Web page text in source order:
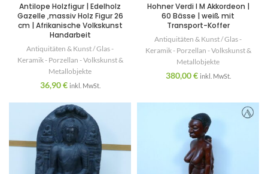
Antilope Holzfigur | Edelholz
Gazelle ,massiv Holz Figur 26
cm | Afrikanische Volkskunst
Handarbeit
Antiquitäten & Kunst / Glas -
Keramik - Porzellan - Volkskunst &
Metallobjekte
36,90€ inkl. MwSt.
Hohner Verdi I M Akkordeon |
60 Bässe | weiß mit
Transport-Koffer
Antiquitäten & Kunst / Glas -
Keramik - Porzellan - Volkskunst &
Metallobjekte
380,00€ inkl. MwSt.